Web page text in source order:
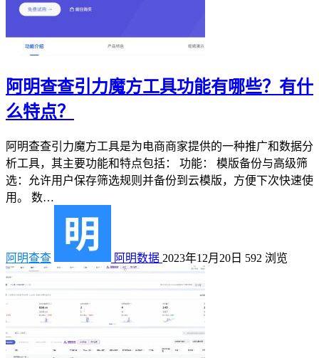
阿明查查引力魔方工具功能有哪些？有什
么特点？
阿明查查引力魔方工具是为电商商家提供的一种推广和数据分
析工具，其主要功能和特点包括： 功能： 模版备份与高级筛
选：允许用户保存筛选规则并备份到云模版，方便下次快速使
用。 数…
阿明查查 阿明数据 2023年12月20日 592 浏览